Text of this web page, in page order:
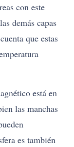
con este
demás capas
que estas
está en
las manchas
es también